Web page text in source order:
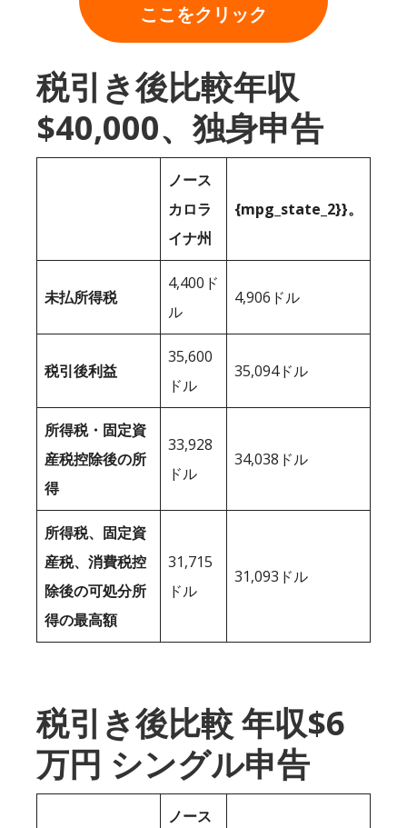
ここをクリック
税引き後比較年収
$40,000、独身申告
ノース
カロラ
イナ州
{mpg_state_2}}。
未払所得税
4,400ド
ル
4,906ドル
税引後利益
35,600
ドル
35,094ドル
所得税・固定資
産税控除後の所
得
33,928
ドル
34,038ドル
所得税、固定資
産税、消費税控
除後の可処分所
得の最高額
31,715
ドル
31,093ドル
税引き後比較 年収$6
万円 シングル申告
ノース